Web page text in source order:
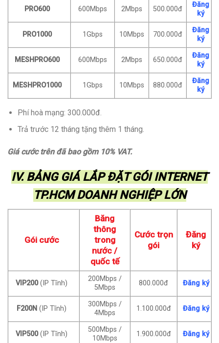
PRO600 600Mbps 2Mbps 500.000đ
Đăng
ký
PRO1000 1Gbps 10Mbps 700.000đ
Đăng
ký
MESHPRO600 600Mbps 2Mbps 650.000đ
Đăng
ký
MESHPRO1000 1Gbps 10Mbps 880.000đ
Đăng
ký
Phí hoà mạng: 300.000đ.
Trả trước 12 tháng tặng thêm 1 tháng.
Giá cước trên đã bao gồm 10% VAT.
IV. BẢNG GIÁ LẮP ĐẶT GÓI INTERNET
TP.HCM DOANH NGHIỆP LỚN
Gói cước
Băng
thông
trong
nước /
quốc tế
Cước trọn
gói
Đăng
ký
VIP200(IP Tĩnh)
200Mbps /
5Mbps
800.000đ Đăng ký
F200N (IP Tĩnh)
300Mbps /
4Mbps
1.100.000đ Đăng ký
VIP500(IP Tĩnh)
500Mbps /
10Mbps
1.900.000đ Đăng ký